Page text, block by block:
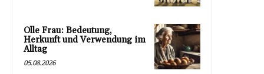
Olle Frau: Bedeutung,
Herkunft und Verwendung im
Alltag
05.08.2026